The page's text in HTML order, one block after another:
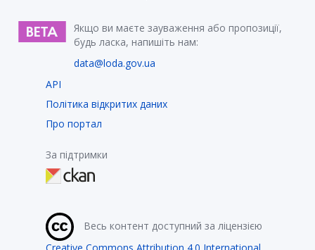
Якщо ви маєте зауваження або пропозиції,
будь ласка, напишіть нам:
data@loda.gov.ua
API
Політика відкритих даних
Про портал
За підтримки
Весь контент доступний за ліцензією